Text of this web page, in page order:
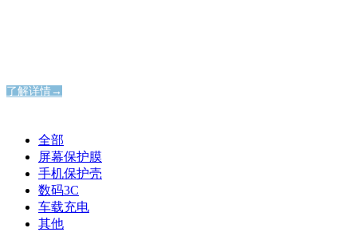
了解详情→
全部
屏幕保护膜
手机保护壳
数码3C
车载充电
其他